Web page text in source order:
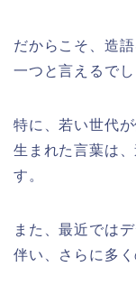
だからこそ、造
一つと言えるでし
特に、若い世代
生まれた言葉は
す。
また、最近では
伴い、さらに多